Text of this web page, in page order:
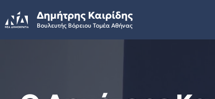
to
content
Δημήτρης Καιρίδης
Βουλευτής Βόρειου Τομέα Αθήνας